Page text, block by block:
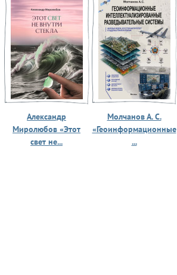
Александр
Миролюбов «Этот
свет не...
Молчанов А. С.
«Геоинформационные
...